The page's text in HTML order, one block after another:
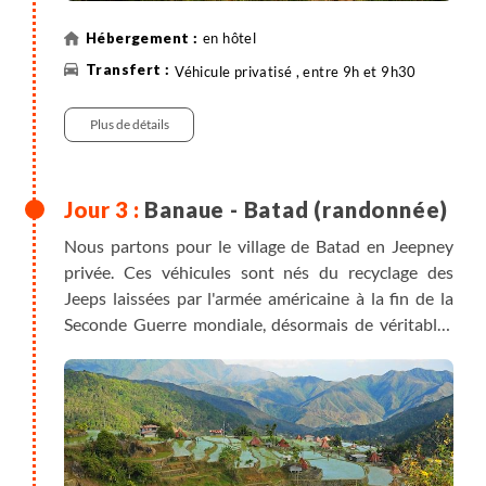
en hôtel
Véhicule privatisé , entre 9h et 9h30
Plus de détails
Banaue - Batad (randonnée)
Nous partons pour le village de Batad en Jeepney
privée. Ces véhicules sont nés du recyclage des
Jeeps laissées par l'armée américaine à la fin de la
Seconde Guerre mondiale, désormais de véritables
point de vue sur les rizières de Banaue puis
reprenons la route vers le point de départ de notre
randonnée. Début de notre marche pour rejoindre
un village entouré de rizières en amphithéâtre, parmi
les plus belles de la région. L'après-midi, nous nous